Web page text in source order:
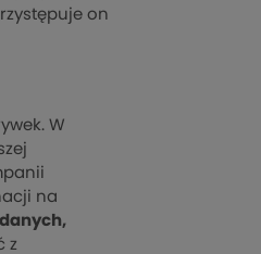
on
W
na
z